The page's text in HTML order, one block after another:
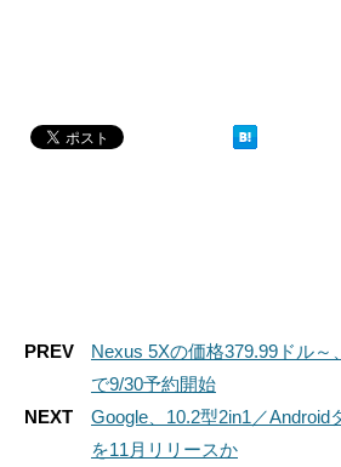
PREV
Nexus 5Xの価格379.99ドル～
で9/30予約開始
NEXT
Google、10.2型2in1／Android
を11月リリースか